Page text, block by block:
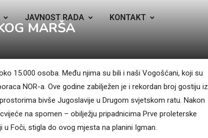
JAVNOST RADA KONTAKT
MARŠA
15.000 osoba. Među njima su bili i naši Vogošćani, koji su
NOR-a. Ove godine zabilježen je i rekordan broj gostiju iz
bivše Jugoslavije u Drugom svjetskom ratu. Nakon
na spomen – obilježju pripadnicima Prve proleterske
Foči, stigla do ovog mjesta na planini Igman.